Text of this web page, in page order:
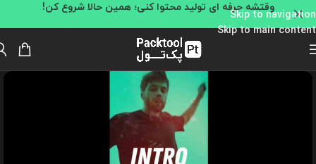
Skip to navigation
Skip to main content
وقتشه حرفه ای تولید محتوا کنی؛ همین حالا شروع کن!